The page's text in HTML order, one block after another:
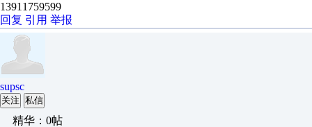
13911759599
回复 引用 举报
supsc
关注 私信
精华：0帖